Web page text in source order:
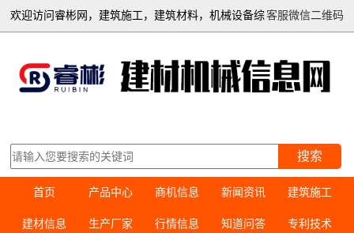
客服微信二维码
欢迎访问睿彬网，建筑施工，建筑材料，机械设备综
搜索
首页 产品中心 商机信息 新闻资讯 建筑施工
建材信息 生产厂家 行情信息 知道问答 专利技术